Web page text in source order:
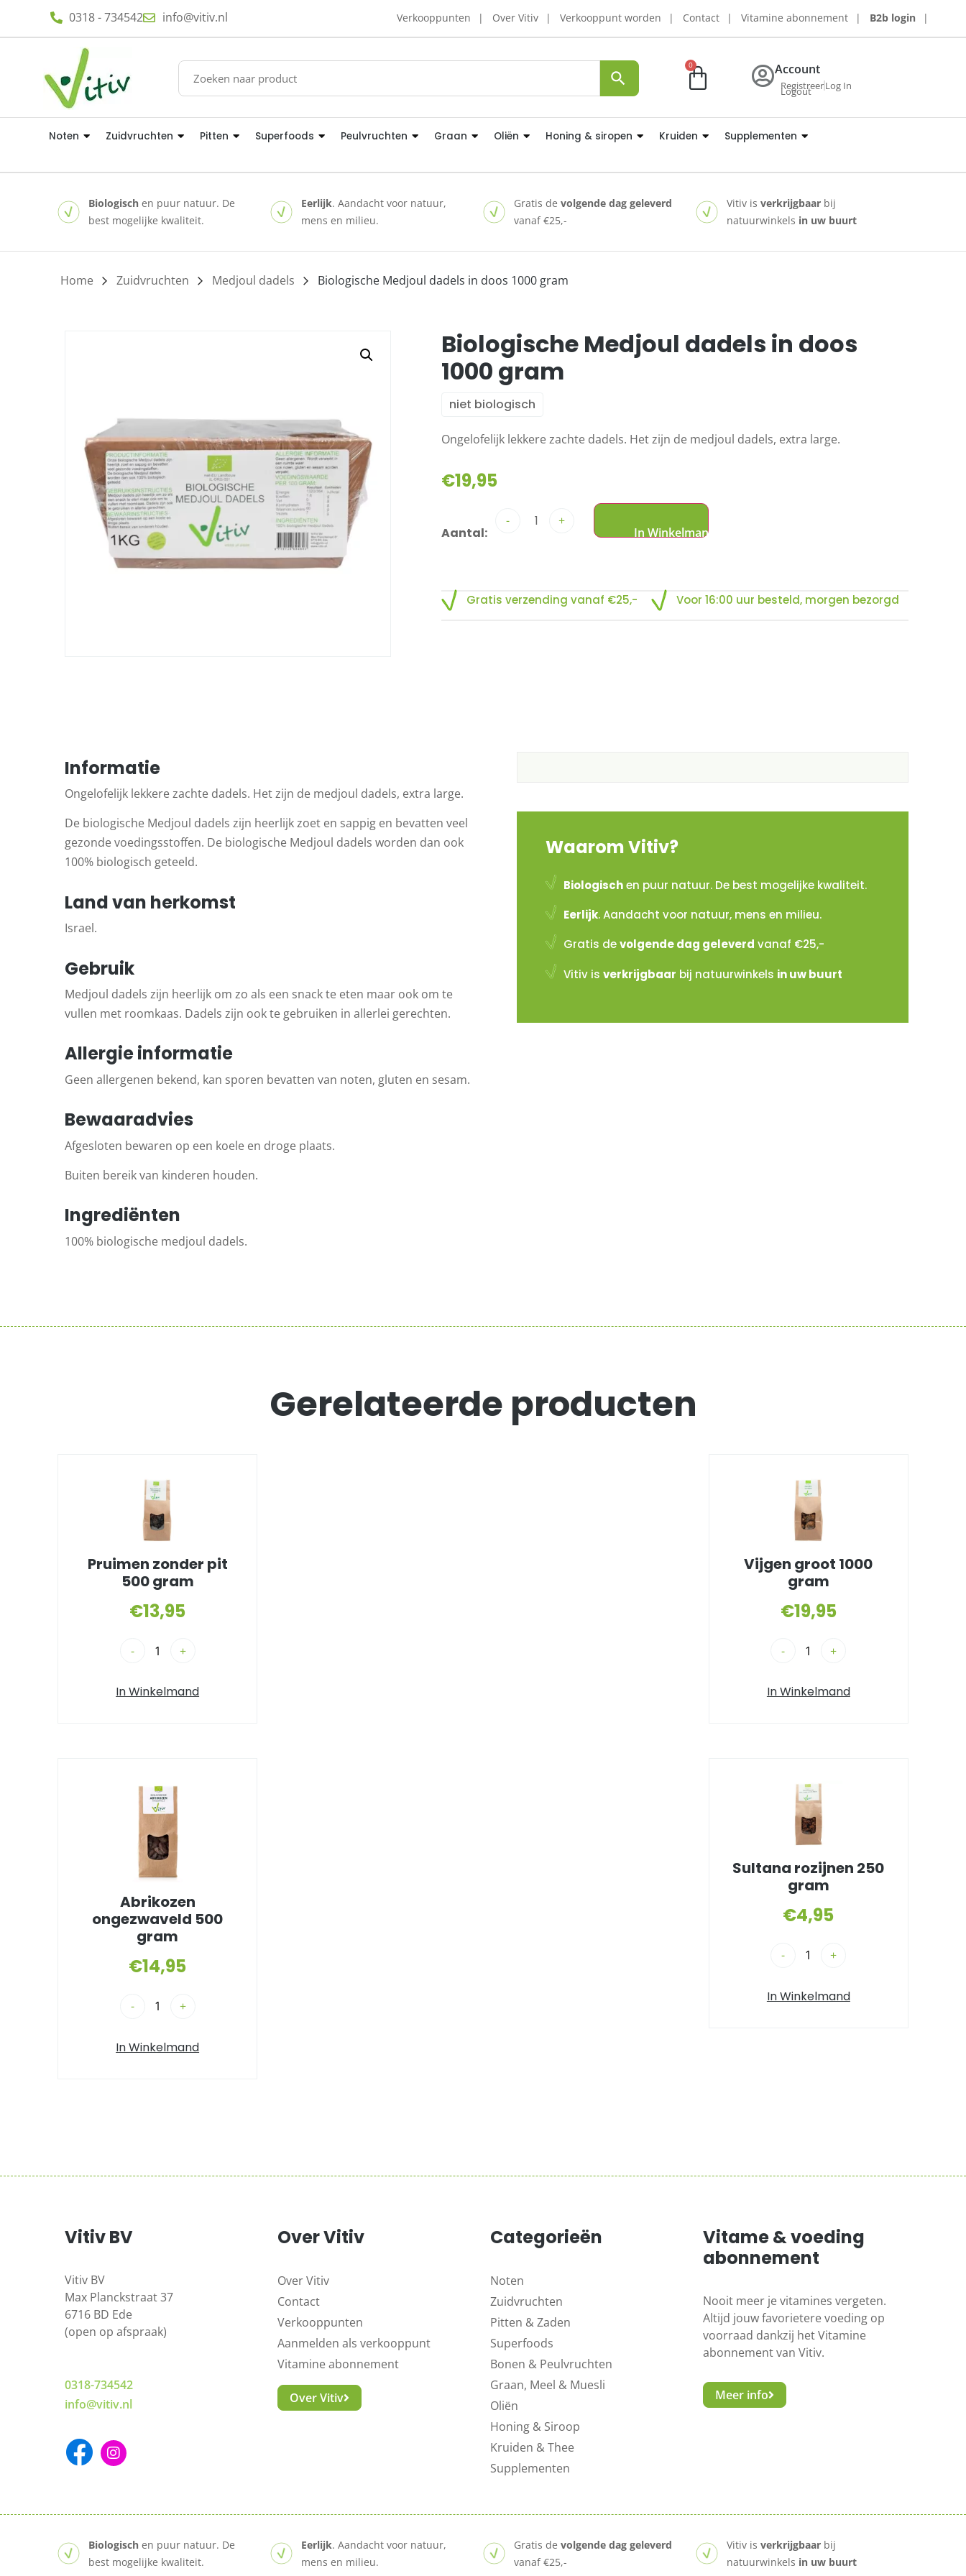
0318 - 734542 info@vitiv.nl Verkooppunten Over Vitiv Verkooppunt worden Contact Vitamine abonnement B2b login
0 Account
RegistreerLog In
Logout
Noten Zuidvruchten Pitten Superfoods Peulvruchten Graan Oliën Honing & siropen Kruiden Supplementen
Biologisch en puur natuur. De
best mogelijke kwaliteit.
Eerlijk. Aandacht voor natuur,
mens en milieu.
Gratis devolgende dag geleverd
vanaf €25,-
Vitiv isverkrijgbaar bij
natuurwinkels in uw buurt
Home / Zuidvruchten / Medjoul dadels / Biologische Medjoul dadels in doos 1000 gram
Biologische Medjoul dadels in doos
1000 gram
niet biologisch
Ongelofelijk lekkere zachte dadels. Het zijn de medjoul dadels, extra large.
€19,95
- +
Gratis verzending vanaf €25,- Voor 16:00 uur besteld, morgen bezorgd
Informatie
Ongelofelijk lekkere zachte dadels. Het zijn de medjoul dadels, extra large.
De biologische Medjoul dadels zijn heerlijk zoet en sappig en bevatten veel
gezonde voedingsstoffen. De biologische Medjoul dadels worden dan ook
100% biologisch geteeld.
Land van herkomst
Israel.
Gebruik
Medjoul dadels zijn heerlijk om zo als een snack te eten maar ook om te
vullen met roomkaas. Dadels zijn ook te gebruiken in allerlei gerechten.
Allergie informatie
Geen allergenen bekend, kan sporen bevatten van noten, gluten en sesam.
Bewaaradvies
Afgesloten bewaren op een koele en droge plaats.
Buiten bereik van kinderen houden.
Ingrediënten
100% biologische medjoul dadels.
Waarom Vitiv?
Biologischen puur natuur. De best mogelijke kwaliteit.
Eerlijk. Aandacht voor natuur, mens en milieu.
Gratis devolgende dag geleverd vanaf €25,-
Vitiv isverkrijgbaar bij natuurwinkels in uw buurt
Gerelateerde producten
Pruimen zonder pit
500 gram
€13,95
- +
In Winkelmand
Vijgen groot 1000
gram
€19,95
- +
In Winkelmand
Abrikozen
ongezwaveld 500
gram
€14,95
- +
In Winkelmand
Sultana rozijnen 250
gram
€4,95
- +
In Winkelmand
Vitiv BV
Vitiv BV
Max Planckstraat 37
6716 BD Ede
(open op afspraak)
0318-734542
info@vitiv.nl
Over Vitiv
Over Vitiv
Contact
Verkooppunten
Aanmelden als verkooppunt
Vitamine abonnement
Over Vitiv
Categorieën
Noten
Zuidvruchten
Pitten & Zaden
Superfoods
Bonen & Peulvruchten
Graan, Meel & Muesli
Oliën
Honing & Siroop
Kruiden & Thee
Supplementen
Vitame & voeding
abonnement
Nooit meer je vitamines vergeten.
Altijd jouw favorietere voeding op
voorraad dankzij het Vitamine
abonnement van Vitiv.
Meer info
Biologisch en puur natuur. De
best mogelijke kwaliteit.
Eerlijk. Aandacht voor natuur,
mens en milieu.
Gratis devolgende dag geleverd
vanaf €25,-
Vitiv isverkrijgbaar bij
natuurwinkels in uw buurt